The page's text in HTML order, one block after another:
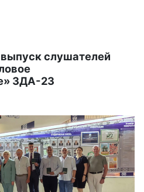
слушателей
ЗДА-23